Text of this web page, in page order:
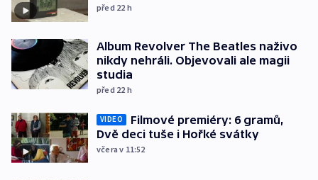
před 22 h
Album Revolver The Beatles naživo
nikdy nehráli. Objevovali ale magii
studia
před 22 h
VIDEO
Filmové premiéry: 6 gramů,
Dvě deci tuše i Hořké svátky
včera v 11:52